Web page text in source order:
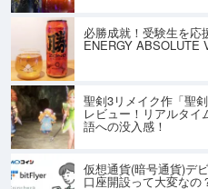
必勝成就！受験生を応
ENERGY ABSOLUTE
聖剣3リメイク作「聖
レビュー！リアルタイ
語への没入感！
仮想通貨(暗号通貨)デ
口座開設って大変なの